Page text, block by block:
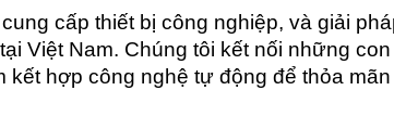
cấp thiết bị công nghiệp, và giải
Việt Nam. Chúng tôi kết nối những
kết hợp công nghệ tự động để thỏa